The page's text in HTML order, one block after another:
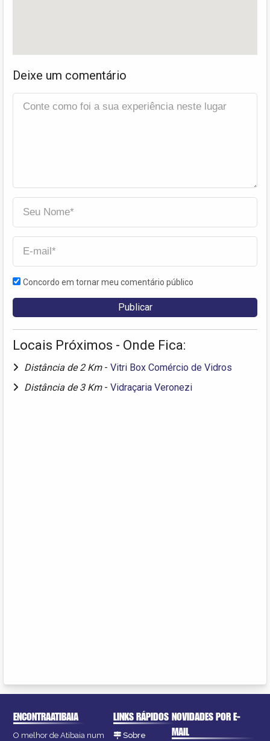
Deixe um comentário
Concordo em tornar meu comentário público
Locais Próximos - Onde Fica:
Distância de 2 Km - Vitri Box Comércio de Vidros
Distância de 3 Km - Vidraçaria Veronezi
ENCONTRAATIBAIA
O melhor de Atibaia num
LINKS RÁPIDOS
Sobre
NOVIDADES POR E-
MAIL